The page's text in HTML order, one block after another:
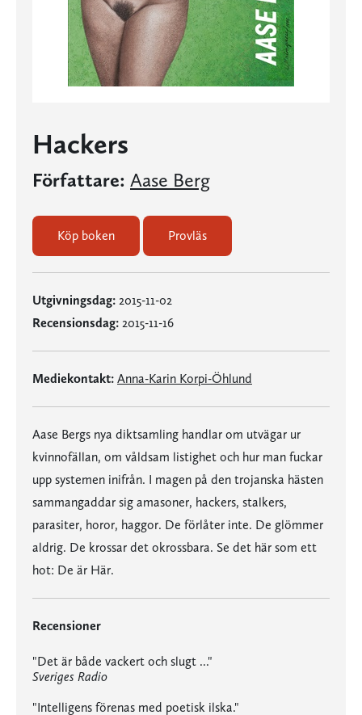
Hackers
Författare: Aase Berg
Köp boken Provläs
Utgivningsdag: 2015-11-02
Recensionsdag: 2015-11-16
Mediekontakt: Anna-Karin Korpi-Öhlund
Aase Bergs nya diktsamling handlar om utvägar ur
kvinnofällan, om våldsam listighet och hur man fuckar
upp systemen inifrån. I magen på den trojanska hästen
sammangaddar sig amasoner, hackers, stalkers,
parasiter, horor, haggor. De förlåter inte. De glömmer
aldrig. De krossar det okrossbara. Se det här som ett
hot: De är Här.
Recensioner
"Det är både vackert och slugt ..."
Sveriges Radio
"Intelligens förenas med poetisk ilska."